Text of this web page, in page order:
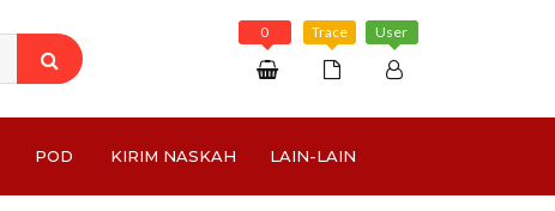
0 Trace User
Daftar
Masuk
POD KIRIM NASKAH LAIN-LAIN